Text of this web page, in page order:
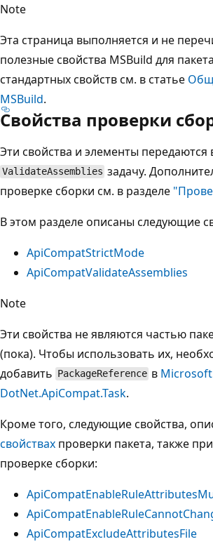
Note
Эта страница выполняется и не
полезные свойства MSBuild для
стандартных свойств см. в статье
MSBuild.
Свойства проверки
Эти свойства и элементы передаются
ValidateAssemblies задачу.
проверке сборки см. в разделе
В этом разделе описаны следующие
ApiCompatStrictMode
ApiCompatValidateAssemblies
Note
Эти свойства не являются частью
(пока). Чтобы использовать их,
добавить PackageReference в
DotNet.ApiCompat.Task.
Кроме того, следующие свойства,
свойствах проверки пакета, также
проверке сборки:
ApiCompatExcludeAttributesFile